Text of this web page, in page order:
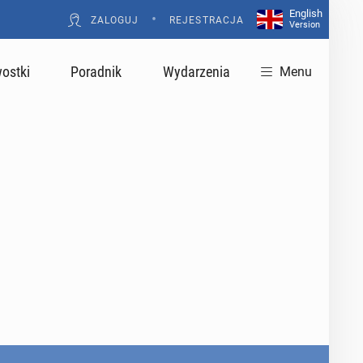
ZALOGUJ • REJESTRACJA
English
Version
Poradnik Wydarzenia Menu